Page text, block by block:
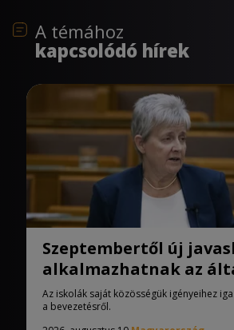
A témához
kapcsolódó hírek
Szeptembertől új
alkalmazhatnak az
iskolák
Az iskolák saját közösségük igényeihez
a bevezetésről.